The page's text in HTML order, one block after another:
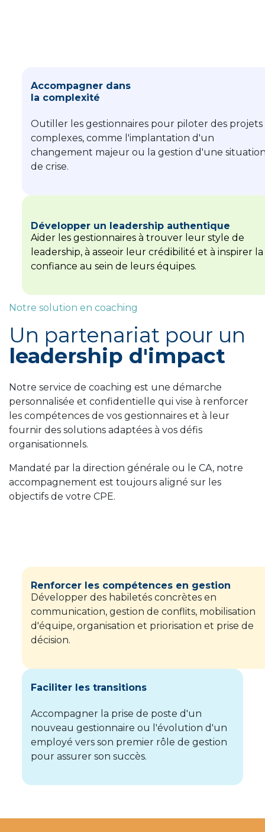
Accompagner dans
la complexité
Outiller les gestionnaires pour piloter des projets
complexes, comme l'implantation d'un
changement majeur ou la gestion d'une
de crise.
Développer un leadership authentique
Aider les gestionnaires à trouver leur style de
leadership, à asseoir leur crédibilité et à inspirer la
confiance au sein de leurs équipes.
Notre solution en coaching
Un partenariat pour un
leadership d'impact
Notre service de coaching est une démarche
personnalisée et confidentielle qui vise à renforcer
les compétences de vos gestionnaires et à leur
fournir des solutions adaptées à vos défis
organisationnels.
Mandaté par la direction générale ou le CA, notre
accompagnement est toujours aligné sur les
objectifs de votre CPE.
Renforcer les compétences en gestion
Développer des habiletés concrètes en
communication, gestion de conflits, mobilisation
d'équipe, organisation et priorisation et prise de
décision.
Faciliter les transitions
Accompagner la prise de poste d'un
nouveau gestionnaire ou l'évolution d'un
employé vers son premier rôle de gestion
pour assurer son succès.